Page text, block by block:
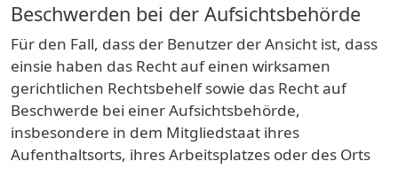
Beschwerden bei der Aufsichtsbehörde
Für den Fall, dass der Benutzer der Ansicht ist, dass
einsie haben das Recht auf einen wirksamen
gerichtlichen Rechtsbehelf sowie das Recht auf
Beschwerde bei einer Aufsichtsbehörde,
insbesondere in dem Mitgliedstaat ihres
Aufenthaltsorts, ihres Arbeitsplatzes oder des Orts